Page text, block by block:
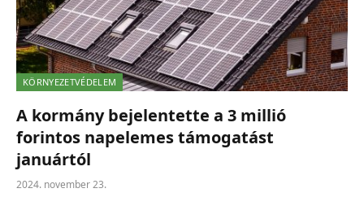
KÖRNYEZETVÉDELEM
A kormány bejelentette a 3 millió
forintos napelemes támogatást
januártól
2024. november 23.